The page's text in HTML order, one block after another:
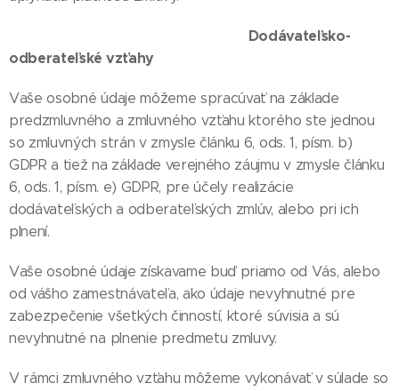
Dodávateľsko-
odberateľské vzťahy
Vaše osobné údaje môžeme spracúvať na základe
predzmluvného a zmluvného vzťahu ktorého ste jednou
so zmluvných strán v zmysle článku 6, ods. 1, písm. b)
GDPR a tiež na základe verejného záujmu v zmysle článku
6, ods. 1, písm. e) GDPR, pre účely realizácie
dodávateľských a odberateľských zmlúv, alebo pri ich
plnení.
Vaše osobné údaje získavame buď priamo od Vás, alebo
od vášho zamestnávateľa, ako údaje nevyhnutné pre
zabezpečenie všetkých činností, ktoré súvisia a sú
nevyhnutné na plnenie predmetu zmluvy.
V rámci zmluvného vzťahu môžeme vykonávať v súlade so